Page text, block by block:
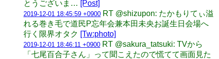
とうございま… [Post]
2019-12-01 18:45:59 +0900 RT @shizupon: たかもりてぃ溢
れる巻き毛で道民P忘年会兼本田未央お誕生日会場へ
行く限界オタク [Tw:photo]
2019-12-01 18:46:11 +0900 RT @sakura_tatsuki: TVから
「七尾百合子さん」って聞こえたので慌てて画面見た